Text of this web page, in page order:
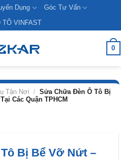
Dụng
Góc Tư Vấn
VINFAST
0
Tận Nơi / Sửa Chữa Đèn Ô Tô Bị
Các Quận TPHCM
Bị Bể Vỡ Nứt –